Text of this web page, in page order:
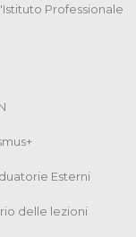
Professionale
Esterni
delle lezioni